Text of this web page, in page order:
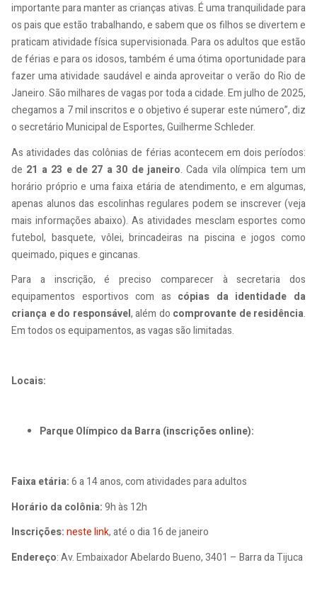
importante para manter as crianças ativas. É uma tranquilidade para
os pais que estão trabalhando, e sabem que os filhos se divertem e
praticam atividade física supervisionada. Para os adultos que estão
de férias e para os idosos, também é uma ótima oportunidade para
fazer uma atividade saudável e ainda aproveitar o verão do Rio de
Janeiro. São milhares de vagas por toda a cidade. Em julho de 2025,
chegamos a 7 mil inscritos e o objetivo é superar este número”, diz
o secretário Municipal de Esportes, Guilherme Schleder.
As atividades das colônias de férias acontecem em dois períodos:
de 21 a 23 e de 27 a 30 de janeiro. Cada vila olímpica tem um
horário próprio e uma faixa etária de atendimento, e em algumas,
apenas alunos das escolinhas regulares podem se inscrever (veja
mais informações abaixo). As atividades mesclam esportes como
futebol, basquete, vôlei, brincadeiras na piscina e jogos como
queimado, piques e gincanas.
Para a inscrição, é preciso comparecer à secretaria dos
equipamentos esportivos com as cópias da identidade da
criança e do responsável, além do comprovante de residência.
Em todos os equipamentos, as vagas são limitadas.
Locais:
Parque Olímpico da Barra (inscrições online):
Faixa etária:6 a 14 anos, com atividades para adultos
Horário da colônia:9h às 12h
Inscrições:neste link, até o dia 16 de janeiro
Endereço: Av. Embaixador Abelardo Bueno, 3401 – Barra da Tijuca